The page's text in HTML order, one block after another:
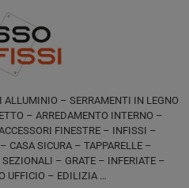
ALLUMINIO – SERRAMENTI IN LEGNO
– ARREDAMENTO INTERNO –
FINESTRE – INFISSI –
CASA SICURA – TAPPARELLE –
– GRATE – INFERIATE –
UFFICIO – EDILIZIA …